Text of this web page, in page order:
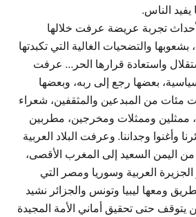
يفيد الناس.
تجربة عريضة عرفت خلالها
والتضحيات الغالية التي تكبدتها
واستعادة قرارها الحر… عرفت
بعضها رجع إلى ربه، وبعضها
مئات من المبدعين والمثقفين، شعراء
ممثلين وممثلات ومخرجين، مطربين
وأغنوا وجداننا. وعرفت البلاد العربية
من اليمن السعيد إلى المغرب الأقصى،
العربية وسوريا ومصر التي
ومعها ليبيا وتونس والجزائر نشيد
يتوقف حتى تحقيق أماني الأمة المجيدة